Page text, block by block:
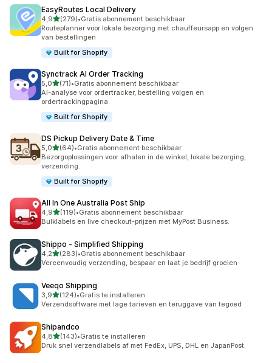
EasyRoutes Local Delivery
4,9van 5 sterren
(279)
279 recensies in totaal
•Gratis abonnement beschikbaar
Routeplanner voor lokale bezorging met chauffeursapp en volgen
van bestellingen
Built for Shopify
Synctrack AI Order Tracking
5,0van 5 sterren
(71)
71 recensies in totaal
•Gratis abonnement beschikbaar
AI-analyse voor ordertracker, bestelling volgen en
ordertrackingpagina
Built for Shopify
DS Pickup Delivery Date & Time
5,0van 5 sterren
(64)
64 recensies in totaal
•Gratis abonnement beschikbaar
Bezorgoplossingen voor afhalen in de winkel, lokale bezorging,
verzending.
Built for Shopify
All In One Australia Post Ship
4,9van 5 sterren
(119)
119 recensies in totaal
•Gratis abonnement beschikbaar
Bulklabels en live checkout-prijzen met MyPost Business.
Shippo ‑ Simplified Shipping
4,2van 5 sterren
(283)
283 recensies in totaal
•Gratis abonnement beschikbaar
Vereenvoudig verzending, bespaar en laat je bedrijf groeien
Veeqo Shipping
3,9van 5 sterren
(124)
124 recensies in totaal
•Gratis te installeren
Verzendsoftware met lage tarieven en teruggave van tegoed
Shipandco
4,8van 5 sterren
(143)
143 recensies in totaal
•Gratis te installeren
Druk snel verzendlabels af met FedEx, UPS, DHL en JapanPost.